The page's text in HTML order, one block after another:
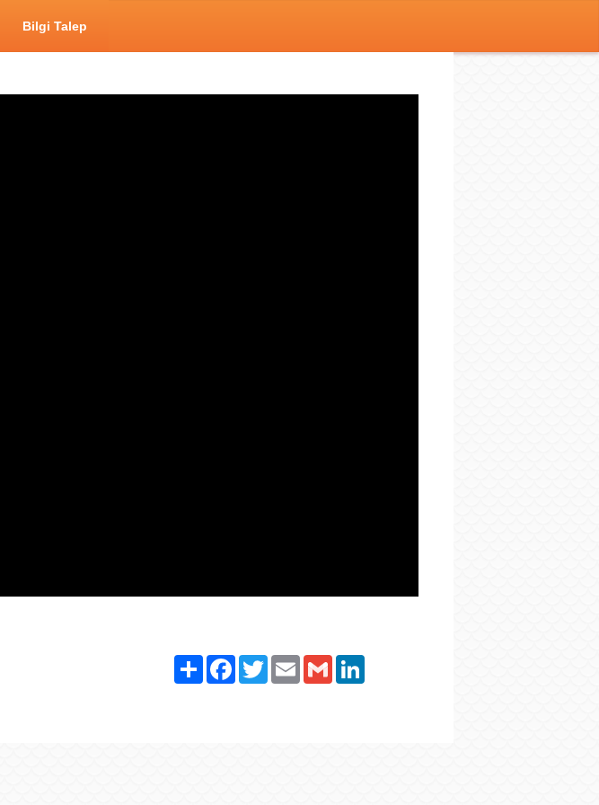
Bilgi Talep
Paylaş FacebookTwitter Email Gmail